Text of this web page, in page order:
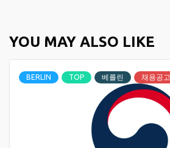
YOU MAY ALSO LIKE
BERLIN TOP 베를린 채용공고